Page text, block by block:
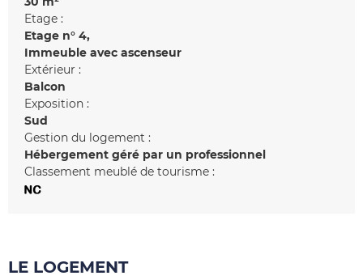
Etage :
Etage n° 4
Immeuble avec ascenseur
Extérieur :
Balcon
Exposition :
Sud
Gestion du logement :
Hébergement géré par un professionnel
Classement meublé de tourisme :
LE LOGEMENT